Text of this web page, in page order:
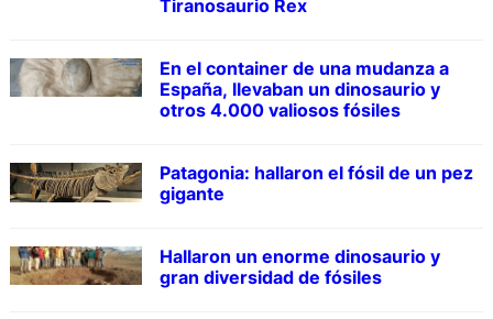
Tiranosaurio Rex
En el container de una mudanza a
España, llevaban un dinosaurio y
otros 4.000 valiosos fósiles
Patagonia: hallaron el fósil de un pez
gigante
Hallaron un enorme dinosaurio y
gran diversidad de fósiles